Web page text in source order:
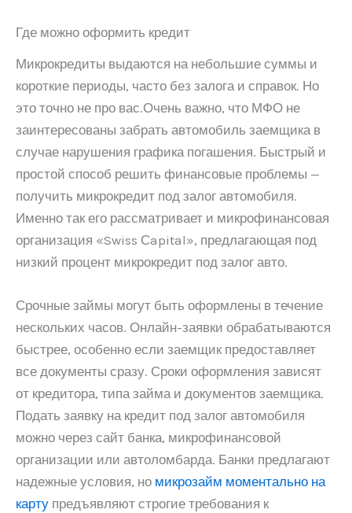
Где можно оформить кредит
Микрокредиты выдаются на небольшие суммы и
короткие периоды, часто без залога и справок. Но
это точно не про вас.Очень важно, что МФО не
заинтересованы забрать автомобиль заемщика в
случае нарушения графика погашения. Быстрый и
простой способ решить финансовые проблемы —
получить микрокредит под залог автомобиля.
Именно так его рассматривает и микрофинансовая
организация «Swiss Сapital», предлагающая под
низкий процент микрокредит под залог авто.
Срочные займы могут быть оформлены в течение
нескольких часов. Онлайн-заявки обрабатываются
быстрее, особенно если заемщик предоставляет
все документы сразу. Сроки оформления зависят
от кредитора, типа займа и документов заемщика.
Подать заявку на кредит под залог автомобиля
можно через сайт банка, микрофинансовой
организации или автоломбарда. Банки предлагают
надежные условия, но микрозайм моментально на
карту предъявляют строгие требования к